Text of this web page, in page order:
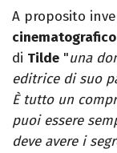
A proposito
cinematografico
di Tilde "una
editrice di suo
È tutto un
puoi essere
deve avere i